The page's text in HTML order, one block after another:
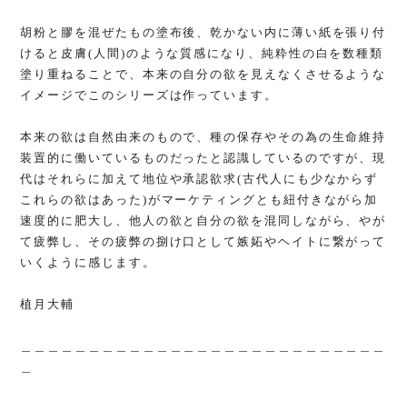
胡粉と膠を混ぜたもの塗布後、乾かない内に薄い紙を張り付
けると皮膚(人間)のような質感になり、純粋性の白を数種類
塗り重ねることで、本来の自分の欲を見えなくさせるような
イメージでこのシリーズは作っています。
本来の欲は自然由来のもので、種の保存やその為の生命維持
装置的に働いているものだったと認識しているのですが、現
代はそれらに加えて地位や承認欲求(古代人にも少なからず
これらの欲はあった)がマーケティングとも紐付きながら加
速度的に肥大し、他人の欲と自分の欲を混同しながら、やが
て疲弊し、その疲弊の捌け口として嫉妬やヘイトに繋がって
いくように感じます。
植月大輔